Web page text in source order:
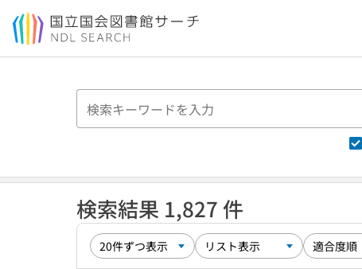
本文へ移動
検索結果 1,827 件